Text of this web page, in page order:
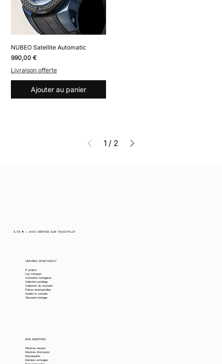
NUBEO Satellite Automatic
Prix
990,00 €
Livraison offerte
Ajouter au panier
1 / 2
UNIVERS WHATIMISIT
À propos
Les marques
Curiosités horlogères
Sélection privilège
Collection du moment
Pièces intemporelles
Guides & conseils
Glossaire horloger
NOS MONTRES
Montres neuves
Montres d’occasion
Nouveautés
Derniers arrivages
4,7/5 ★ — AVIS VÉRIFIÉS SUR TRUSTPILOT